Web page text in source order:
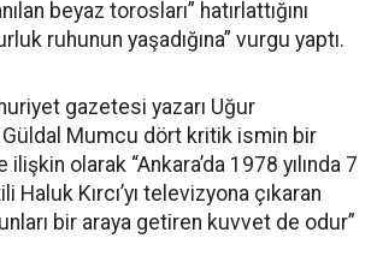
beyaz torosları” hatırlattığını
ruhunun yaşadığına” vurgu yaptı.
gazetesi yazarı Uğur
Güldal Mumcu dört kritik ismin bir
olarak “Ankara’da 1978 yılında 7
Haluk Kırcı’yı televizyona çıkaran
bir araya getiren kuvvet de odur”